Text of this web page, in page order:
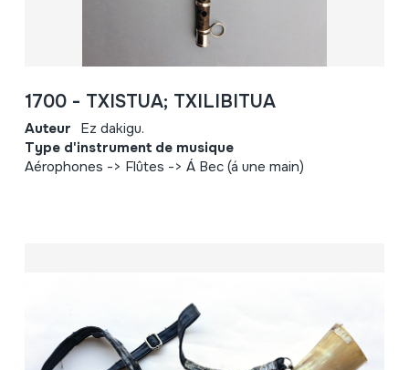
1700 - TXISTUA; TXILIBITUA
Auteur Ez dakigu.
Type d'instrument de musique
Aérophones -> Flûtes -> Á Bec (á une main)